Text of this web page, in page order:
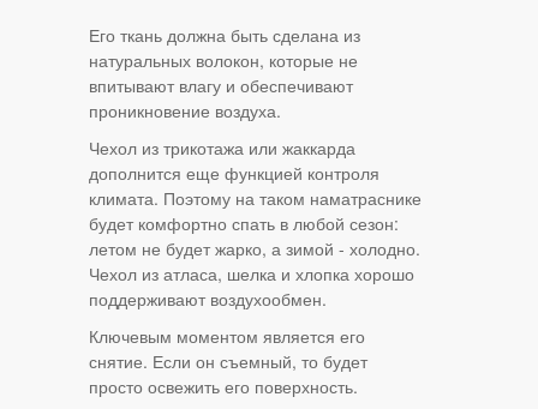
Его ткань должна быть сделана из
натуральных волокон, которые не
впитывают влагу и обеспечивают
проникновение воздуха.
Чехол из трикотажа или жаккарда
дополнится еще функцией контроля
климата. Поэтому на таком наматраснике
будет комфортно спать в любой сезон:
летом не будет жарко, а зимой - холодно.
Чехол из атласа, шелка и хлопка хорошо
поддерживают воздухообмен.
Ключевым моментом является его
снятие. Если он съемный, то будет
просто освежить его поверхность.